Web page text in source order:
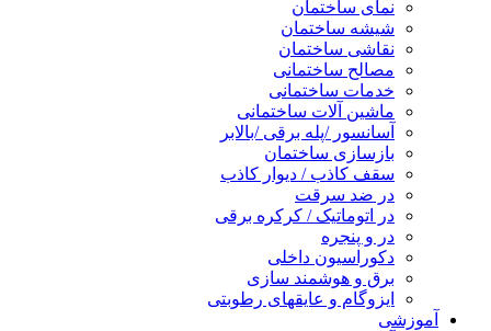
نمای ساختمان
شیشه ساختمان
نقاشی ساختمان
مصالح ساختمانی
خدمات ساختمانی
ماشین آلات ساختمانی
آسانسور /پله برقی /بالابر
بازسازی ساختمان
سقف کاذب / دیوار کاذب
در ضد سرقت
در اتوماتیک / کرکره برقی
در و پنجره
دکوراسیون داخلی
برق و هوشمند سازی
ایزوگام و عایقهای رطوبتی
آموزشی